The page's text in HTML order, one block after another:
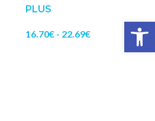
PLUS
16.70€ - 22.69€ Abrir